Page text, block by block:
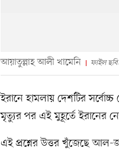
আয়াতুল্লাহ আলী খামেনি ফাইল
ইরানে হামলায় দেশটির
মৃত্যুর পর এই মুহূর্তে ইরানের
এই প্রশ্নের উত্তর খুঁজেছে আল-